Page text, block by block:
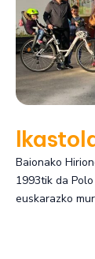
Baionako
1993tik da
euskarazko